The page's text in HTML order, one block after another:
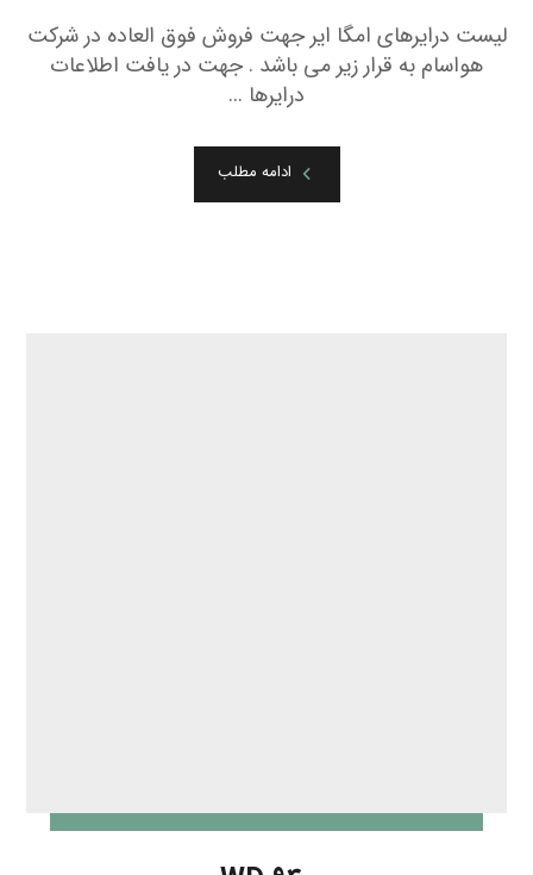
لیست درایرهای امگا ایر جهت فروش فوق العاده در شرکت
هواسام به قرار زیر می باشد . جهت در یافت اطلاعات
درایرها ...
ادامه مطلب